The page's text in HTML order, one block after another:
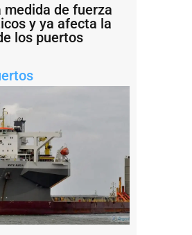
medida de fuerza
y ya afecta la
los puertos